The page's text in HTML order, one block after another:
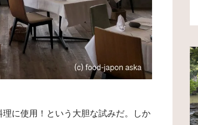
に使用！という大胆な試みだ。しか